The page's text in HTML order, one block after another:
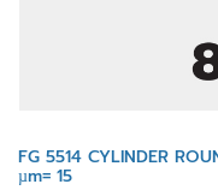
FG 5514 CYLINDER
µm= 15